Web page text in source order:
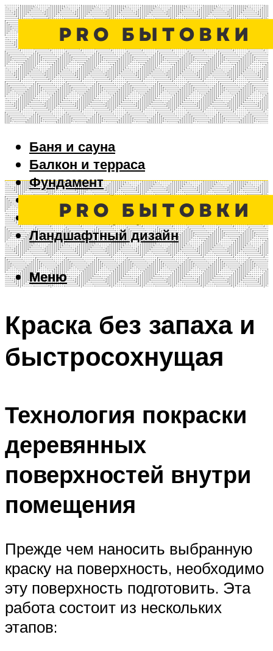
Баня и сауна
Балкон и терраса
Фундамент
Ворота и забор
Дизайн интерьера
Ландшафтный дизайн
Меню
Меню
Краска без запаха и
быстросохнущая
Технология покраски
деревянных
поверхностей внутри
помещения
Прежде чем наносить выбранную
краску на поверхность, необходимо
эту поверхность подготовить. Эта
работа состоит из нескольких
этапов: